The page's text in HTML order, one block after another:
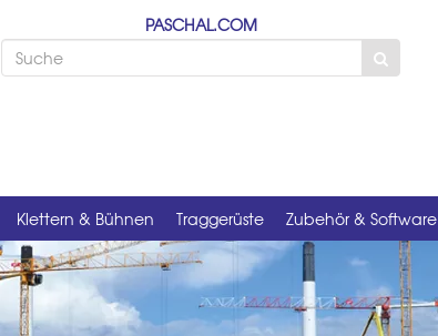
PASCHAL.COM
Klettern & Bühnen Traggerüste Zubehör & Software